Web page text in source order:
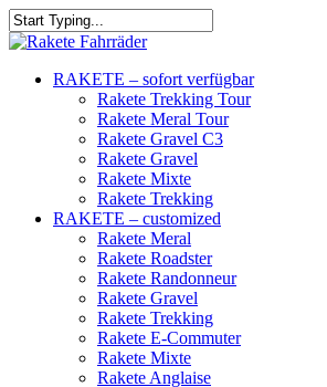
RAKETE – sofort verfügbar
Rakete Trekking Tour
Rakete Meral Tour
Rakete Gravel C3
Rakete Gravel
Rakete Mixte
Rakete Trekking
RAKETE – customized
Rakete Meral
Rakete Roadster
Rakete Randonneur
Rakete Gravel
Rakete Trekking
Rakete E-Commuter
Rakete Mixte
Rakete Anglaise